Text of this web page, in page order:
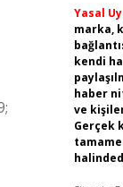
Yasal
marka,
kendi
haber
ve
Gerçek